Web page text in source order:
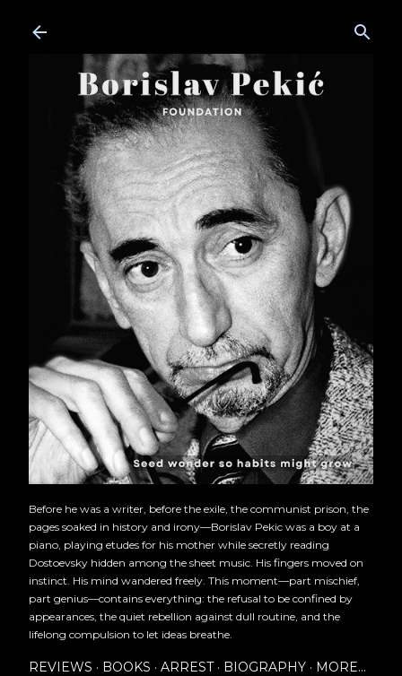
Before he was a writer, before the exile, the communist prison, the
pages soaked in history and irony—Borislav Pekic was a boy at a
piano, playing etudes for his mother while secretly reading
Dostoevsky hidden among the sheet music. His fingers moved on
instinct. His mind wandered freely. This moment—part mischief,
part genius—contains everything: the refusal to be confined by
appearances, the quiet rebellion against dull routine, and the
lifelong compulsion to let ideas breathe.
REVIEWS BOOKS ARREST BIOGRAPHY MORE…